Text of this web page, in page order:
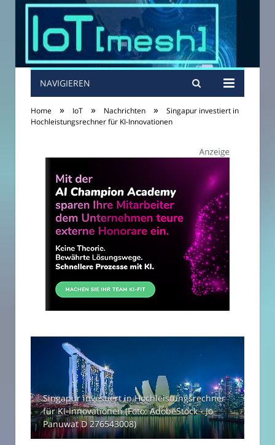
NAVIGIEREN
Home » IoT » Nachrichten »
Singapur investiert in
Hochleistungsrechner für KI-Innovationen
Singapur investiert in Hochleistungsrechner
für KI-Innovationen (Foto: AdobeStock - Jo
Panuwat D 276543008)